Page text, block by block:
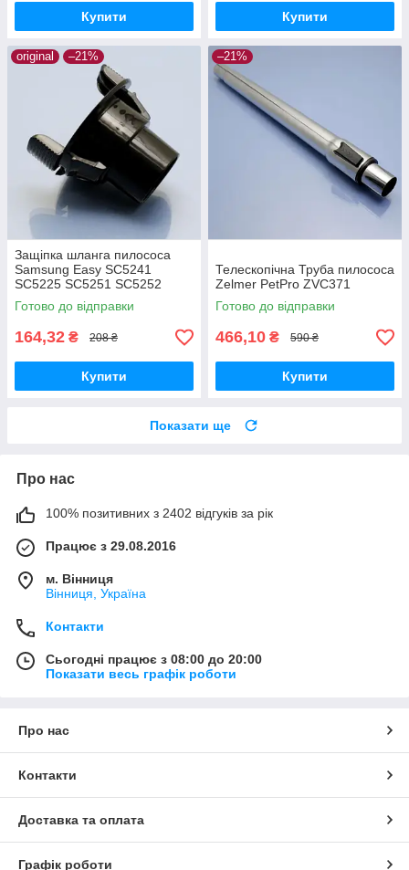
Купити Купити
original –21%
Защіпка шланга пилососа
Samsung Easy SC5241
SC5225 SC5251 SC5252
SC5255 SC5280 оригінал
Готово до відправки
164,32 ₴ 208 ₴
Купити
–21%
Телескопічна Труба пилососа
Zelmer PetPro ZVC371
Готово до відправки
466,10 ₴ 590 ₴
Купити
Показати ще
Про нас
100% позитивних з 2402 відгуків за рік
Працює з 29.08.2016
м. Вінниця
Вінниця, Україна
Контакти
Сьогодні працює з 08:00 до 20:00
Показати весь графік роботи
Про нас
Контакти
Доставка та оплата
Графік роботи